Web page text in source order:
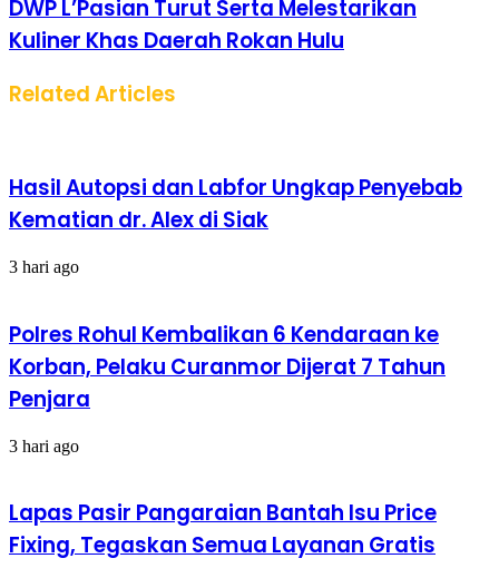
DWP L’Pasian Turut Serta Melestarikan
Kuliner Khas Daerah Rokan Hulu
Related Articles
Hasil Autopsi dan Labfor Ungkap Penyebab
Kematian dr. Alex di Siak
3 hari ago
Polres Rohul Kembalikan 6 Kendaraan ke
Korban, Pelaku Curanmor Dijerat 7 Tahun
Penjara
3 hari ago
Lapas Pasir Pangaraian Bantah Isu Price
Fixing, Tegaskan Semua Layanan Gratis